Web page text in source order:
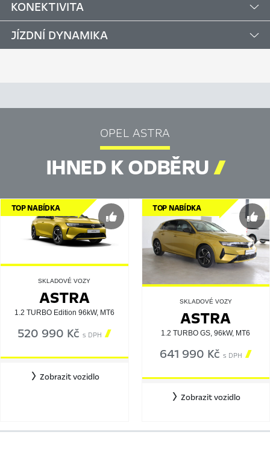
KONEKTIVITA
JÍZDNÍ DYNAMIKA
OPEL ASTRA
IHNED K ODBĚRU
TOP NABÍDKA
SKLADOVÉ VOZY
ASTRA
1.2 TURBO Edition 96kW, MT6
520 990 Kčs DPH 
Zobrazit vozidlo
TOP NABÍDKA
SKLADOVÉ VOZY
ASTRA
1.2 TURBO GS, 96kW, MT6
641 990 Kčs DPH 
Zobrazit vozidlo